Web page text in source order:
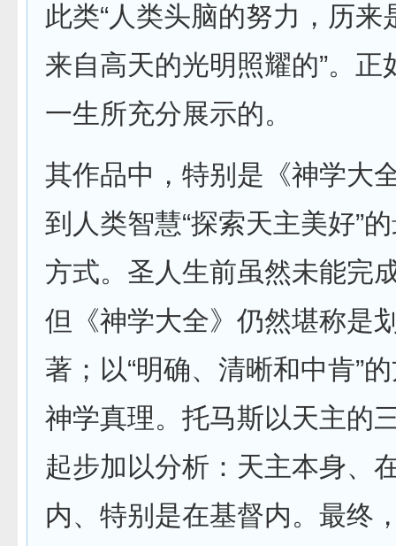
此类“人类头脑的努力，历来
来自高天的光明照耀的”。正
一生所充分展示的。
其作品中，特别是《神学大
到人类智慧“探索天主美好”
方式。圣人生前虽然未能完
但《神学大全》仍然堪称是
著；以“明确、清晰和中肯”
神学真理。托马斯以天主的
起步加以分析：天主本身、
内、特别是在基督内。最终